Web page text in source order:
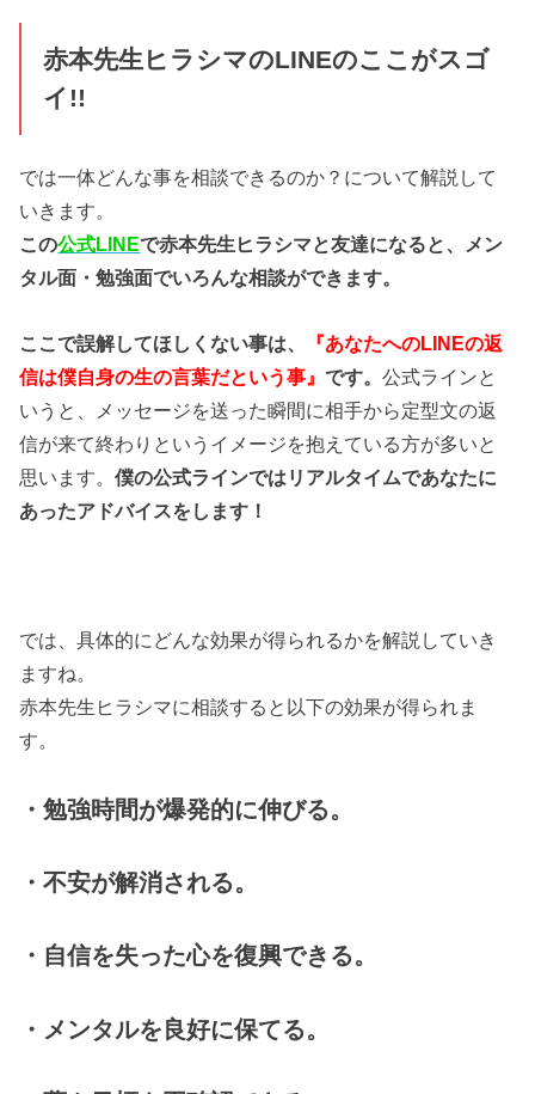
赤本先生ヒラシマのLINEのここがスゴ
イ!!
では一体どんな事を相談できるのか？について解説して
いきます。
この公式LINEで赤本先生ヒラシマと友達になると、メン
タル面・勉強面でいろんな相談ができます。
ここで誤解してほしくない事は、
『あなたへのLINEの返
信は僕自身の生の言葉だという事』です。公式ラインと
いうと、メッセージを送った瞬間に相手から定型文の返
信が来て終わりというイメージを抱えている方が多いと
思います。僕の公式ラインではリアルタイムであなたに
あったアドバイスをします！
では、具体的にどんな効果が得られるかを解説していき
ますね。
赤本先生ヒラシマに相談すると以下の効果が得られま
す。
・勉強時間が爆発的に伸びる。
・不安が解消される。
・自信を失った心を復興できる。
・メンタルを良好に保てる。